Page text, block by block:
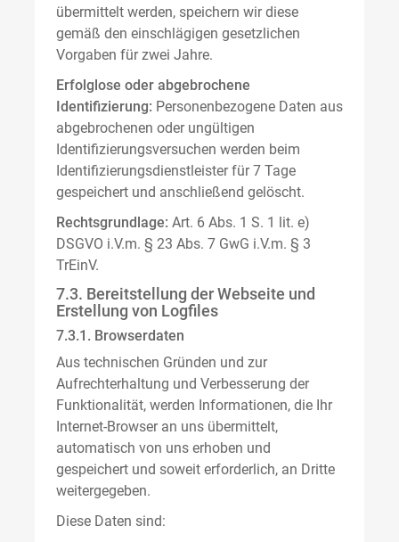
übermittelt werden, speichern wir diese
gemäß den einschlägigen gesetzlichen
Vorgaben für zwei Jahre.
Erfolglose oder abgebrochene
Identifizierung: Personenbezogene Daten aus
abgebrochenen oder ungültigen
Identifizierungsversuchen werden beim
Identifizierungsdienstleister für 7 Tage
gespeichert und anschließend gelöscht.
Rechtsgrundlage: Art. 6 Abs. 1 S. 1 lit. e)
DSGVO i.V.m. § 23 Abs. 7 GwG i.V.m. § 3
TrEinV.
7.3. Bereitstellung der Webseite und
Erstellung von Logfiles
7.3.1. Browserdaten
Aus technischen Gründen und zur
Aufrechterhaltung und Verbesserung der
Funktionalität, werden Informationen, die Ihr
Internet-Browser an uns übermittelt,
automatisch von uns erhoben und
gespeichert und soweit erforderlich, an Dritte
weitergegeben.
Diese Daten sind: